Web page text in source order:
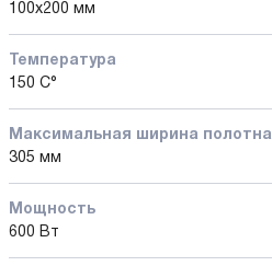
100x200 мм
Температура
150 С°
Максимальная ширина полотна
305 мм
Мощность
600 Вт